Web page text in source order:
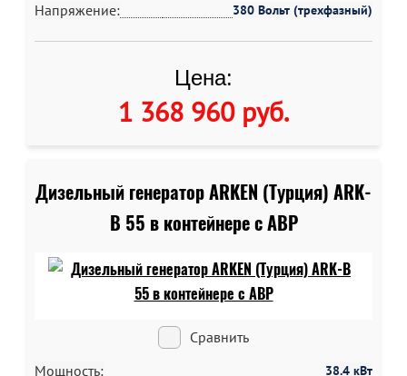
Напряжение: 380 Вольт (трехфазный)
Цена:
1 368 960 руб.
Дизельный генератор ARKEN (Турция) ARK-
B 55 в контейнере c АВР
Сравнить
Мощность:
38.4 кВт